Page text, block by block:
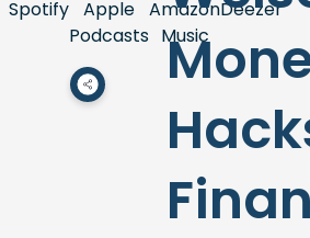
Spotify Apple
Podcasts
Amazon
Music
Deezer